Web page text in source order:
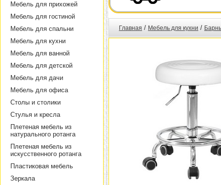
Мебель для прихожей
Мебель для гостиной
Мебель для спальни
Мебель для кухни
Мебель для ванной
Мебель для детской
Мебель для дачи
Мебель для офиса
Столы и столики
Стулья и кресла
Плетеная мебель из
натурального ротанга
Плетеная мебель из
искусственного ротанга
Пластиковая мебель
Зеркала
Главная / Мебель для кухни /